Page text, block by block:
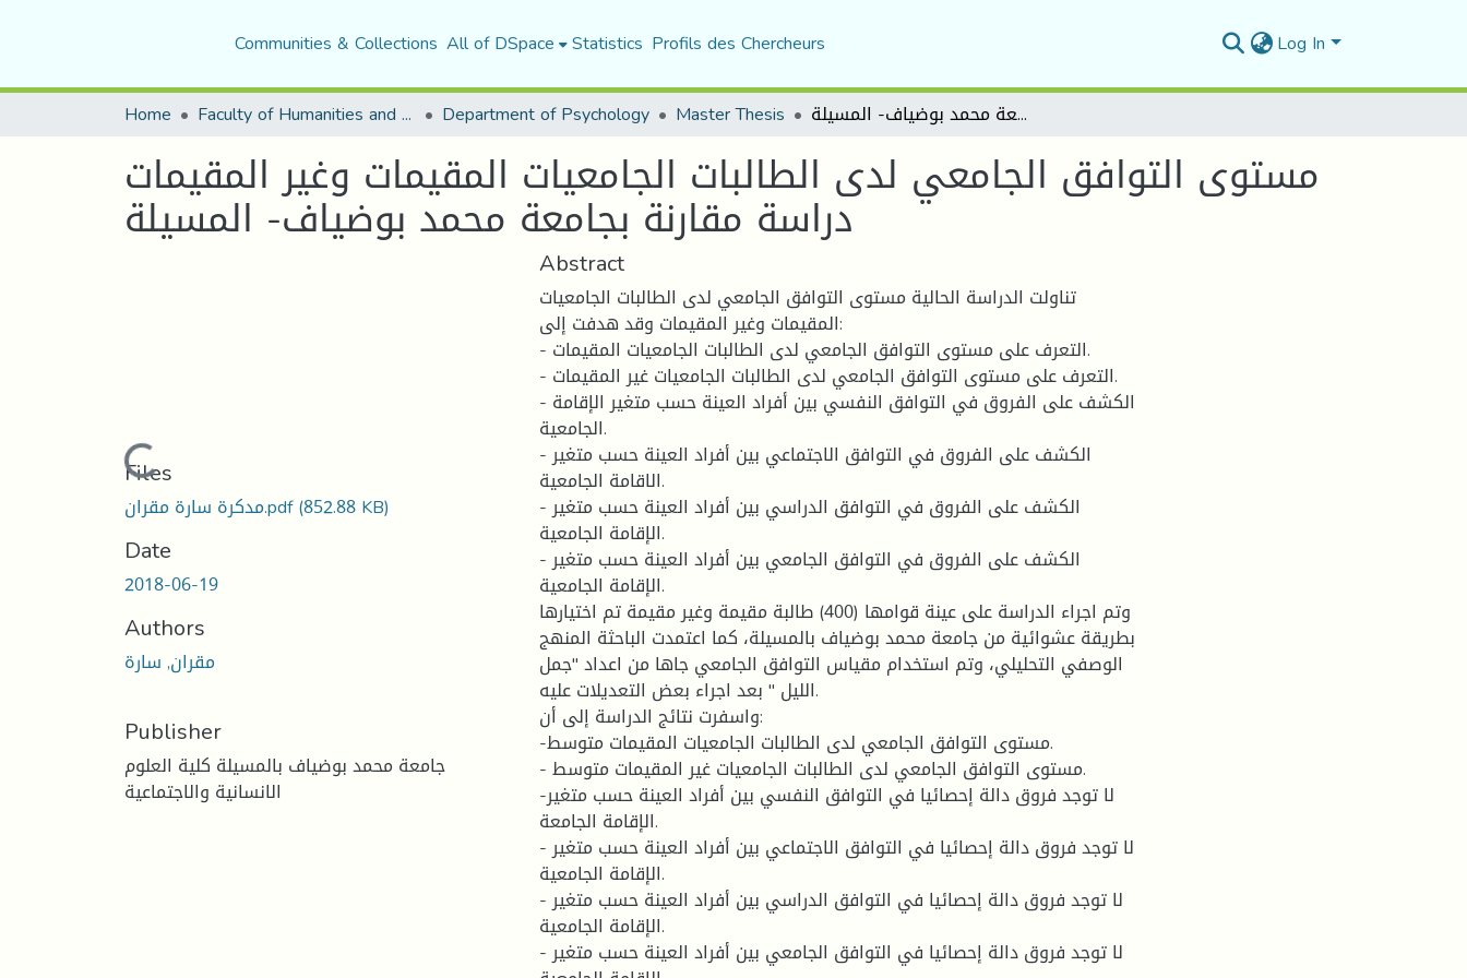
Communities & Collections All of DSpace Statistics Profils des Chercheurs Log In
Home Faculty of Humanities and Social Sciences Department of Psychology Master Thesis مستوى التوافق الجامعي لدى الطالبات الجامعيات المقيمات وغير المقيمات دراسة مقارنة بجامعة محمد بوضياف- المسيلة
مستوى التوافق الجامعي لدى الطالبات الجامعيات المقيمات وغير المقيمات
دراسة مقارنة بجامعة محمد بوضياف- المسيلة
Loading...
Files
مدكرة سارة مقران.pdf(852.88 KB)
Date
2018-06-19
Authors
مقران, سارة
Publisher
جامعة محمد بوضياف بالمسيلة كلية العلوم
الانسانية والاجتماعية
Abstract
تناولت الدراسة الحالية مستوى التوافق الجامعي لدى الطالبات الجامعيات
المقيمات وغير المقيمات وقد هدفت إلى:
- التعرف على مستوى التوافق الجامعي لدى الطالبات الجامعيات المقيمات.
- التعرف على مستوى التوافق الجامعي لدى الطالبات الجامعيات غير المقيمات.
- الكشف على الفروق في التوافق النفسي بين أفراد العينة حسب متغير الإقامة
الجامعية.
- الكشف على الفروق في التوافق الاجتماعي بين أفراد العينة حسب متغير
الاقامة الجامعية.
- الكشف على الفروق في التوافق الدراسي بين أفراد العينة حسب متغير
الإقامة الجامعية.
- الكشف على الفروق في التوافق الجامعي بين أفراد العينة حسب متغير
الإقامة الجامعية.
وتم اجراء الدراسة على عينة قوامها (400) طالبة مقيمة وغير مقيمة تم اختيارها
بطريقة عشوائية من جامعة محمد بوضياف بالمسيلة، كما اعتمدت الباحثة المنهج
الوصفي التحليلي، وتم استخدام مقياس التوافق الجامعي جاها من اعداد "جمل
الليل " بعد اجراء بعض التعديلات عليه.
واسفرت نتائج الدراسة إلى أن:
-مستوى التوافق الجامعي لدى الطالبات الجامعيات المقيمات متوسط.
- مستوى التوافق الجامعي لدى الطالبات الجامعيات غير المقيمات متوسط.
-لا توجد فروق دالة إحصائيا في التوافق النفسي بين أفراد العينة حسب متغير
الإقامة الجامعة.
- لا توجد فروق دالة إحصائيا في التوافق الاجتماعي بين أفراد العينة حسب متغير
الإقامة الجامعية.
- لا توجد فروق دالة إحصائيا في التوافق الدراسي بين أفراد العينة حسب متغير
الإقامة الجامعية.
- لا توجد فروق دالة إحصائيا في التوافق الجامعي بين أفراد العينة حسب متغير